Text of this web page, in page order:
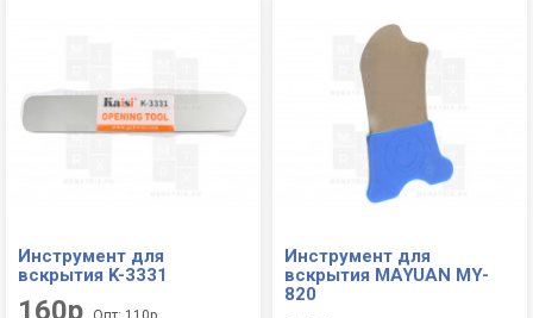
Инструмент для
вскрытия K-3331
160р
Инструмент для
вскрытия MAYUAN MY-
820